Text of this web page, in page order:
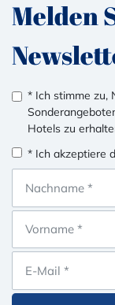
Melden
* Ich stimme zu,
Hotels zu
* Ich akzeptiere